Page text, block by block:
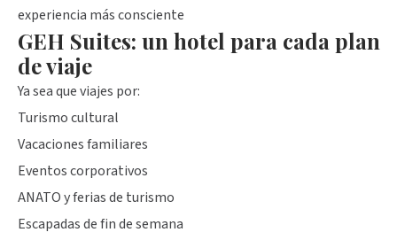
experiencia más consciente
GEH Suites: un hotel para cada plan
de viaje
Ya sea que viajes por:
Turismo cultural
Vacaciones familiares
Eventos corporativos
ANATO y ferias de turismo
Escapadas de fin de semana